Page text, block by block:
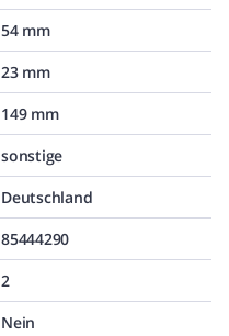
54 mm
23 mm
149 mm
sonstige
Deutschland
85444290
2
Nein